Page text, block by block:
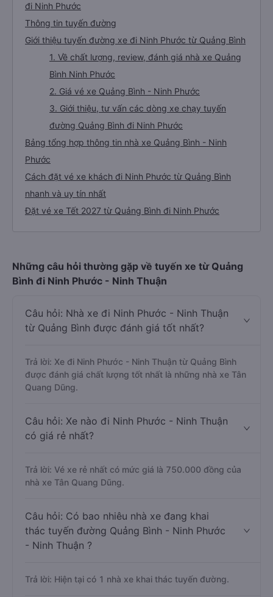
đi Ninh Phước
Thông tin tuyến đường
Giới thiệu tuyến đường xe đi Ninh Phước từ Quảng Bình
1. Về chất lượng, review, đánh giá nhà xe Quảng
Bình Ninh Phước
2. Giá vé xe Quảng Bình - Ninh Phước
3. Giới thiệu, tư vấn các dòng xe chạy tuyến
đường Quảng Bình đi Ninh Phước
Bảng tổng hợp thông tin nhà xe Quảng Bình - Ninh
Phước
Cách đặt vé xe khách đi Ninh Phước từ Quảng Bình
nhanh và uy tín nhất
Đặt vé xe Tết 2027 từ Quảng Bình đi Ninh Phước
Những câu hỏi thường gặp về tuyến xe từ Quảng
Bình đi Ninh Phước - Ninh Thuận
Câu hỏi: Nhà xe đi Ninh Phước - Ninh Thuận
từ Quảng Bình được đánh giá tốt nhất?
Trả lời: Xe đi Ninh Phước - Ninh Thuận từ Quảng Bình
được đánh giá chất lượng tốt nhất là những nhà xe Tân
Quang Dũng.
Câu hỏi: Xe nào đi Ninh Phước - Ninh Thuận
có giá rẻ nhất?
Trả lời: Vé xe rẻ nhất có mức giá là 750.000 đồng của
nhà xe Tân Quang Dũng.
Câu hỏi: Có bao nhiêu nhà xe đang khai
thác tuyến đường Quảng Bình - Ninh Phước
- Ninh Thuận ?
Trả lời: Hiện tại có 1 nhà xe khai thác tuyến đường.